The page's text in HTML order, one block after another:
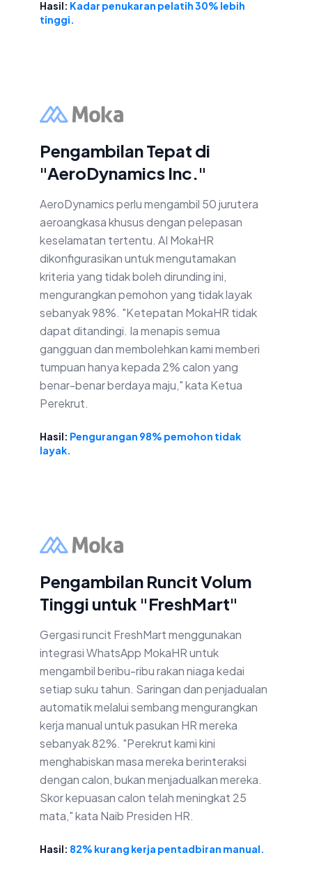
Hasil: Kadar penukaran pelatih 30% lebih
tinggi.
Pengambilan Tepat di
"AeroDynamics Inc."
AeroDynamics perlu mengambil 50 jurutera
aeroangkasa khusus dengan pelepasan
keselamatan tertentu. AI MokaHR
dikonfigurasikan untuk mengutamakan
kriteria yang tidak boleh dirunding ini,
mengurangkan pemohon yang tidak layak
sebanyak 98%. "Ketepatan MokaHR tidak
dapat ditandingi. Ia menapis semua
gangguan dan membolehkan kami memberi
tumpuan hanya kepada 2% calon yang
benar-benar berdaya maju," kata Ketua
Perekrut.
Hasil: Pengurangan 98% pemohon tidak
layak.
Pengambilan Runcit Volum
Tinggi untuk "FreshMart"
Gergasi runcit FreshMart menggunakan
integrasi WhatsApp MokaHR untuk
mengambil beribu-ribu rakan niaga kedai
setiap suku tahun. Saringan dan penjadualan
automatik melalui sembang mengurangkan
kerja manual untuk pasukan HR mereka
sebanyak 82%. "Perekrut kami kini
menghabiskan masa mereka berinteraksi
dengan calon, bukan menjadualkan mereka.
Skor kepuasan calon telah meningkat 25
mata," kata Naib Presiden HR.
Hasil: 82% kurang kerja pentadbiran manual.